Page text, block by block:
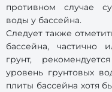
противном случае
воды у бассейна.
Следует также
бассейна, частично
грунт,
уровень грунтовых
плиты бассейна хотя